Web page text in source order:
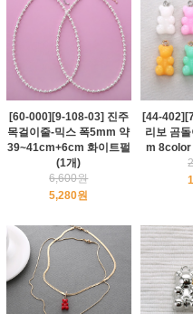
[60-000][9-108-03] 진주
목걸이줄-믹스 폭5mm 약
39~41cm+6cm 화이트펄
(1개)
6,600원
5,280원
[44-
리보 곰
m 8color